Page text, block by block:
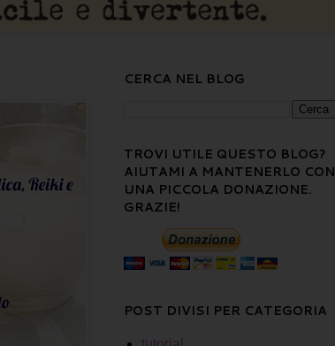
CERCA NEL BLOG
TROVI UTILE QUESTO BLOG?
AIUTAMI A MANTENERLO CON
UNA PICCOLA DONAZIONE.
GRAZIE!
POST DIVISI PER CATEGORIA